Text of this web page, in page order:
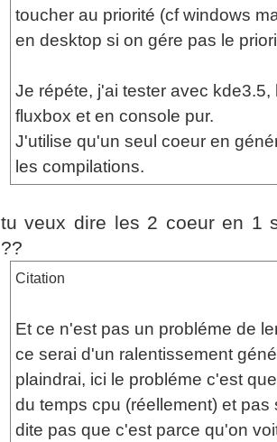
toucher au priorité (cf windows
en desktop si on gére pas le
Je répéte, j'ai tester avec kde3.5,
fluxbox et en console pur.
J'utilise qu'un seul coeur en
les compilations.
tu veux dire les 2 coeur en 1
??
Citation
Et ce n'est pas un probléme de
ce serai d'un ralentissement
plaindrai, ici le probléme c'est
du temps cpu (réellement) et pas
dite pas que c'est parce qu'on